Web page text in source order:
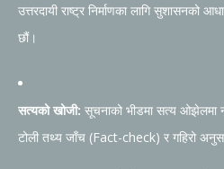
उत्तरदायी राष्ट्र निर्माणका लागि सुशासनको
छौं।
सत्यको खोजी: सूचनाको भीडमा सत्य ओझेलमा
टोली तथ्य जाँच (Fact-check) र गहिरो